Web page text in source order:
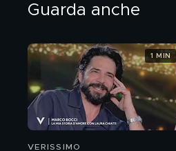
Guarda anche
VERISSIMO
1 MIN